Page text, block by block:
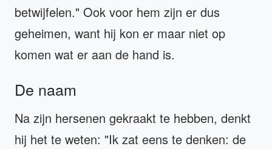
betwijfelen." Ook voor hem zijn er dus
geheimen, want hij kon er maar niet op
komen wat er aan de hand is.
De naam
Na zijn hersenen gekraakt te hebben, denkt
hij het te weten: "Ik zat eens te denken: de